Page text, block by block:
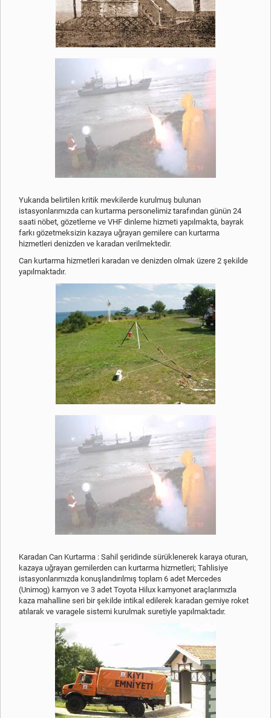
Yukarıda belirtilen kritik mevkilerde kurulmuş bulunan
istasyonlarımızda can kurtarma personelimiz tarafından günün 24
saati nöbet, gözetleme ve VHF dinleme hizmeti yapılmakta, bayrak
farkı gözetmeksizin kazaya uğrayan gemilere can kurtarma
hizmetleri denizden ve karadan verilmektedir.
Can kurtarma hizmetleri karadan ve denizden olmak üzere 2 şekilde
yapılmaktadır.
Karadan Can Kurtarma : Sahil şeridinde sürüklenerek karaya oturan,
kazaya uğrayan gemilerden can kurtarma hizmetleri; Tahlisiye
istasyonlarımızda konuşlandırılmış toplam 6 adet Mercedes
(Unimog) kamyon ve 3 adet Toyota Hilux kamyonet araçlarımızla
kaza mahalline seri bir şekilde intikal edilerek karadan gemiye roket
atılarak ve varagele sistemi kurulmak suretiyle yapılmaktadır.